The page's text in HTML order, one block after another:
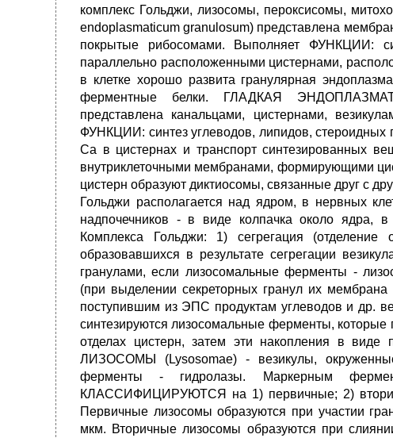
комплекс Гольджи, лизосомы, пероксисомы,
endoplasmaticum granulosum) представлена
покрытые рибосомами. Выполняет ФУНКЦИИ:
параллельно расположенными цистернами,
в клетке хорошо развита гранулярная
ферментные белки. ГЛАДКАЯ
представлена канальцами, цистернами,
ФУНКЦИИ: синтез углеводов, липидов, стероидных
Са в цистернах и транспорт синтезированных
внутриклеточными мембранами, формирующими
цистерн образуют диктиосомы, связанные друг с
Гольджи располагается над ядром, в нервных
надпочечников - в виде колпачка около ядра,
Комплекса Гольджи: 1) сегрегация
образовавшихся в результате сегрегации
гранулами, если лизосомальные ферменты -
(при выделении секреторных гранул их
поступившим из ЭПС продуктам углеводов и др.
синтезируются лизосомальные ферменты, которые
отделах цистерн, затем эти накопления в
ЛИЗОСОМЫ (Lysosomae) - везикулы,
ферменты - гидролазы. Маркерным
КЛАССИФИЦИРУЮТСЯ на 1) первичные; 2)
Первичные лизосомы образуются при участии
мкм. Вторичные лизосомы образуются при